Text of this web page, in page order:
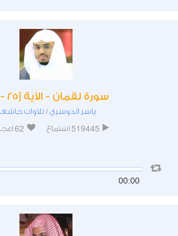
سورة لقمان - الآية [25 - 34]
ياسر الدوسري/ تلاوات
519445 استماع 62
00:00